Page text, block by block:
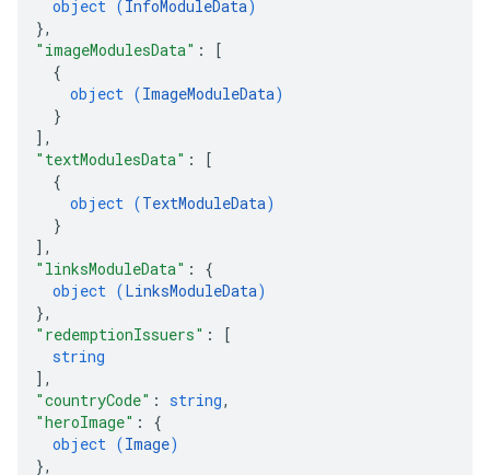
object (InfoModuleData)
},
"imageModulesData" :
[
{
object (ImageModuleData)
}
] ,
"textModulesData" :
[
{
object (TextModuleData)
}
] ,
"linksModuleData" : {
object (LinksModuleData)
},
"redemptionIssuers" :
[
string
] ,
"countryCode" : string,
"heroImage" : {
object (Image)
},